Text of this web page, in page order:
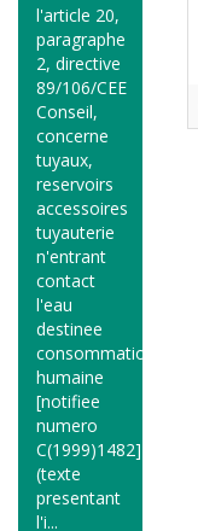
l'article 20,
paragraphe
2, directive
89/106/CEE
Conseil,
concerne
tuyaux,
reservoirs
accessoires
tuyauterie
n'entrant
contact
l'eau
destinee
consommation
humaine
[notifiee
numero
C(1999)1482]
(texte
presentant
l'i...